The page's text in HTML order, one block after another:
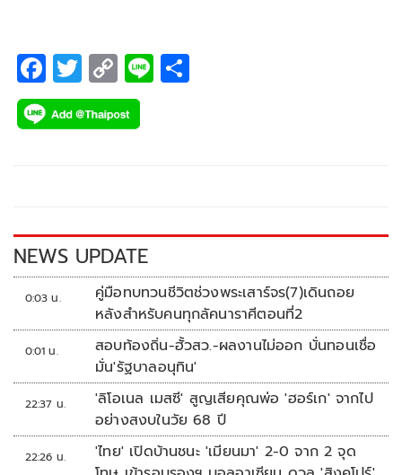
F
ac
e
k
T
wi
tt
C
o
p
k
Li
NEWS UPDATE
0:03 น.
คู่มือทบทวนชีวิตช่วงพระเสาร์จร(7)เดินถอย
หลังสำหรับคนทุกลัคนาราศีตอนที่2
0:01 น.
สอบท้องถิ่น-ฮั้วสว.-ผลงานไม่ออก บั่นทอนเชื่อ
มั่น'รัฐบาลอนุทิน'
22:37 น.
'ลิโอเนล เมสซี' สูญเสียคุณพ่อ 'ฮอร์เก' จากไป
อย่างสงบในวัย 68 ปี
22:26 น.
'ไทย' เปิดบ้านชนะ 'เมียนมา' 2-0 จาก 2 จุด